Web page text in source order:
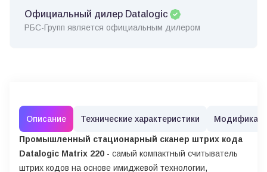
Официальный дилер Datalogic
РБС-Групп является официальным дилером
Описание Технические характеристики
Промышленный стационарный cканер штрих кода
Datalogic Matrix 220 - самый компактный cчитыватель
штрих кодов на основе имиджевой технологии,